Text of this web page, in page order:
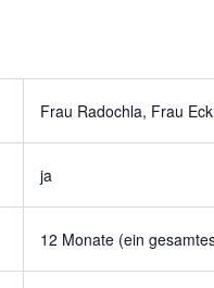
Frau Radochla, Frau
ja
12 Monate (ein